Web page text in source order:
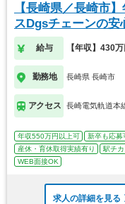
【長崎県／長崎市
スDgsチェーンの
給与 【年収】430
勤務地 長崎県 長崎市
アクセス 長崎電気軌道本
年収550万円以上可 新卒も応募
産休・育休取得実績有り
駅チカ
WEB面接OK
求人の詳細を見る